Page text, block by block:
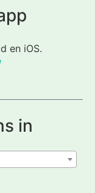
en iOS.
in